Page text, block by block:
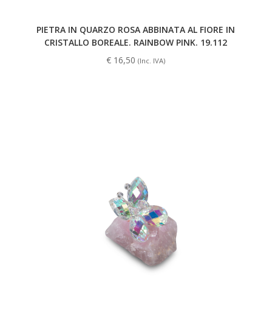
PIETRA IN QUARZO ROSA ABBINATA AL FIORE IN
CRISTALLO BOREALE. RAINBOW PINK. 19.112
€ 16,50 (Inc. IVA)